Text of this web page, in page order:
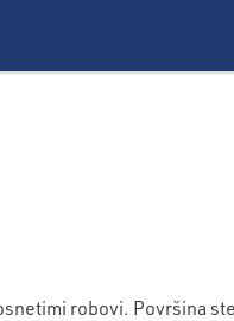
robovi. Površina